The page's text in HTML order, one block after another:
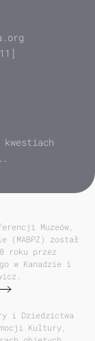
Muzeów,
(MABPZ) został
roku przez
w Kanadzie i
i Dziedzictwa
Kultury,